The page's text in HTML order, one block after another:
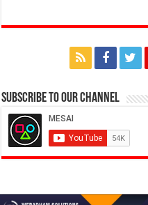
Subscribe to our Channel